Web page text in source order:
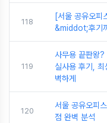
118
[서울 공유오피
&middot;후기
119
사무용 끝판
실사용 후기,
벽하게
120
서울 공유오피
점 완벽 분석